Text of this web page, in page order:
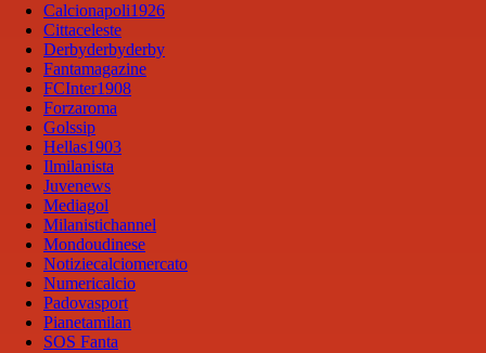
Calcionapoli1926
Cittaceleste
Derbyderbyderby
Fantamagazine
FCInter1908
Forzaroma
Golssip
Hellas1903
Ilmilanista
Juvenews
Mediagol
Milanistichannel
Mondoudinese
Notiziecalciomercato
Numericalcio
Padovasport
Pianetamilan
SOS Fanta